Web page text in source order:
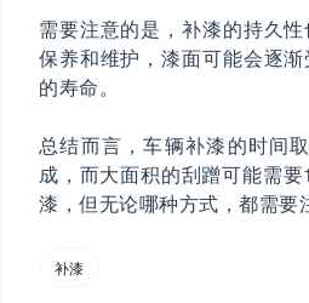
需要注意的是，补漆的持久
保养和维护，漆面可能会逐
的寿命。
总结而言，车辆补漆的时间
成，而大面积的刮蹭可能需
漆，但无论哪种方式，都需要
补漆